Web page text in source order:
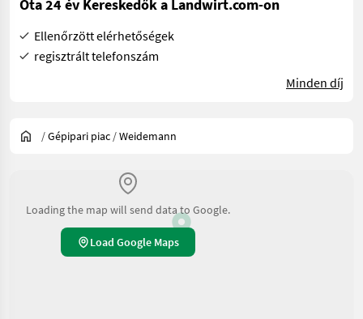
Óta 24 év Kereskedők a Landwirt.com-on
Ellenőrzött elérhetőségek
regisztrált telefonszám
Minden díj
/Gépipari piac /Weidemann
Loading the map will send data to Google.
Load Google Maps